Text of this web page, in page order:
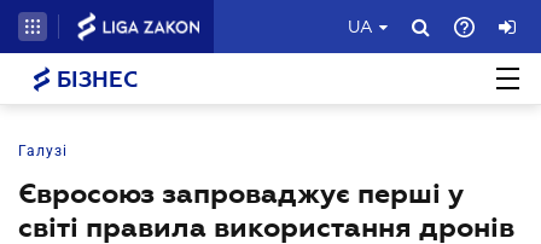
UA
БІЗНЕС
Галузі
Євросоюз запроваджує перші у
світі правила використання дронів